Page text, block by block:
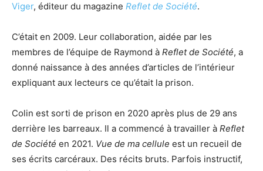
Viger, éditeur du magazine Reflet de Société.
C’était en 2009. Leur collaboration, aidée par les
membres de l’équipe de Raymond à Reflet de Société, a
donné naissance à des années d’articles de l’intérieur
expliquant aux lecteurs ce qu’était la prison.
Colin est sorti de prison en 2020 après plus de 29 ans
derrière les barreaux. Il a commencé à travailler à Reflet
de Société en 2021. Vue de ma cellule est un recueil de
ses écrits carcéraux. Des récits bruts. Parfois instructif,